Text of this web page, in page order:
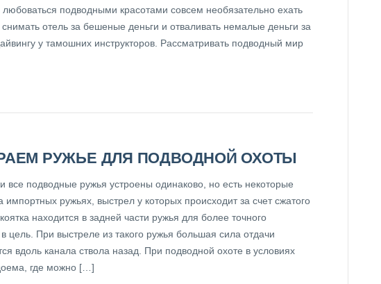
любоваться подводными красотами совсем необязательно ехать
снимать отель за бешеные деньги и отваливать немалые деньги за
у тамошних инструкторов. Рассматривать подводный мир
РУЖЬЕ ДЛЯ ПОДВОДНОЙ ОХОТЫ
все подводные ружья устроены одинаково, но есть некоторые
импортных ружьях, выстрел у которых происходит за счет сжатого
находится в задней части ружья для более точного
цель. При выстреле из такого ружья большая сила отдачи
вдоль канала ствола назад. При подводной охоте в условиях
где можно […]